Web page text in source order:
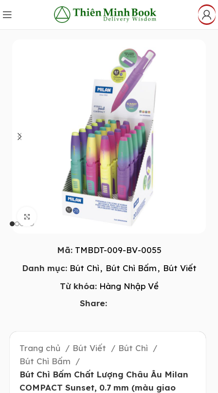
Click to enlarge
Mã: TMBDT-009-BV-0055
Danh mục: Bút Chì, Bút Chì Bấm, Bút Viết
Từ khóa: Hàng Nhập Về
Share:
Trang chủ Bút Viết
Bút Chì
Bút Chì Bấm
Bút Chì Bấm Chất Lượng Châu Âu Milan
COMPACT Sunset, 0.7 mm (màu giao